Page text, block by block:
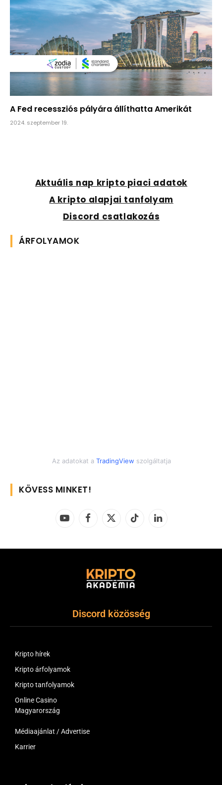
A Fed recessziós pályára állíthatta Amerikát
2024. szeptember 19.
Aktuális nap kripto piaci adatok
A kripto alapjai tanfolyam
Discord csatlakozás
ÁRFOLYAMOK
Az adatokat a TradingView szolgáltatja
KÖVESS MINKET!
YouTubeFacebook
X
TikTok LinkedIn
Discord közösség
Kripto hírek
Kripto árfolyamok
Kripto tanfolyamok
Online Casino
Magyarország
Médiaajánlat / Advertise
Karrier